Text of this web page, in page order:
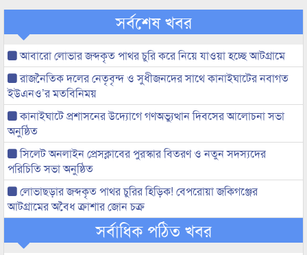
সর্বশেষ খবর
আবারো লোভার জব্দকৃত পাথর চুরি করে নিয়ে যাওয়া হচ্ছে আটগ্রামে
রাজনৈতিক দলের নেতৃবৃন্দ ও সুধীজনদের সাথে কানাইঘাটের নবাগত
ইউএনও’র মতবিনিময়
কানাইঘাটে প্রশাসনের উদ্যোগে গণঅভ্যুত্থান দিবসের আলোচনা সভা
অনুষ্ঠিত
সিলেট অনলাইন প্রেসক্লাবের পুরস্কার বিতরণ ও নতুন সদস্যদের
পরিচিতি সভা অনুষ্ঠিত
লোভাছড়ার জব্দকৃত পাথর চুরির হিড়িক! বেপরোয়া জকিগঞ্জের
আটগ্রামের অবৈধ ক্রাশার জোন চক্র
সর্বাধিক পঠিত খবর